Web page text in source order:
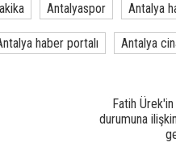
Antalyaspor Antalya
haber portalı Antalya
Fatih Ürek'in
durumuna